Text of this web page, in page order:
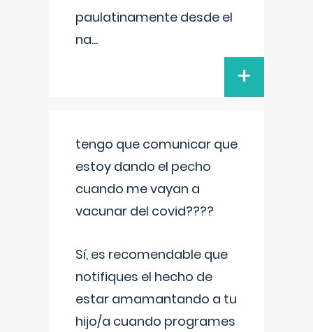
paulatinamente desde el
na...
+
tengo que comunicar que
estoy dando el pecho
cuando me vayan a
vacunar del covid????
Sí, es recomendable que
notifiques el hecho de
estar amamantando a tu
hijo/a cuando programes